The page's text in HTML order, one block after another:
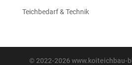
Teichbedarf & Technik
© 2022-2026 www.koiteichbau-